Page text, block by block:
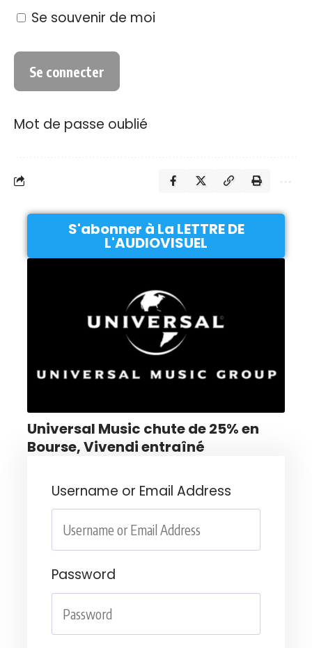
Se souvenir de moi
Mot de passe oublié
S'abonner à La LETTRE DE
L'AUDIOVISUEL
Universal Music chute de 25% en
Bourse, Vivendi entraîné
Username or Email Address
Password